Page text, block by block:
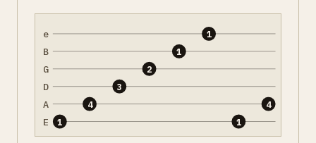
e
B
G
D
A
E
1
4
3
2
1
1
1
4